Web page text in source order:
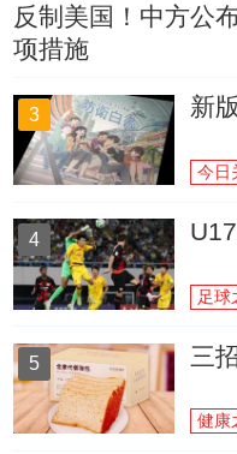
反制美国！中方公
项措施
3 新
今日
4
足球
5 三
健康